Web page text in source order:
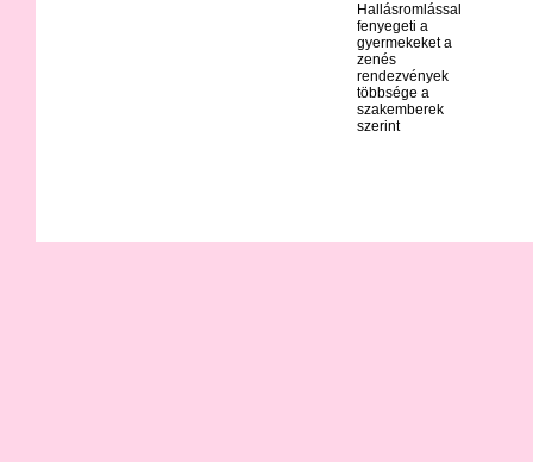
Hallásromlással
fenyegeti a
gyermekeket a
zenés
rendezvények
többsége a
szakemberek
szerint